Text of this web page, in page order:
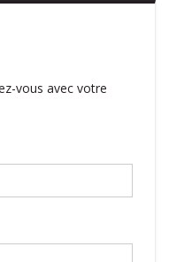
vous avec votre